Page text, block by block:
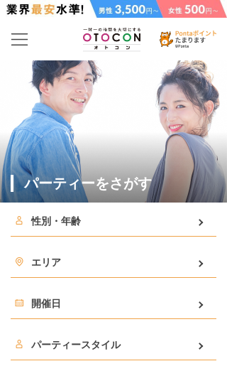
パーティーをさがす
性別・年齢
エリア
開催日
パーティースタイル